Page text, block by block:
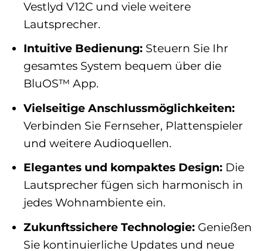
Vestlyd V12C und viele weitere
Lautsprecher.
Intuitive Bedienung:Steuern Sie Ihr
gesamtes System bequem über die
BluOS™ App.
Vielseitige Anschlussmöglichkeiten:
Verbinden Sie Fernseher, Plattenspieler
und weitere Audioquellen.
Elegantes und kompaktes Design:Die
Lautsprecher fügen sich harmonisch in
jedes Wohnambiente ein.
Zukunftssichere Technologie:Genießen
Sie kontinuierliche Updates und neue